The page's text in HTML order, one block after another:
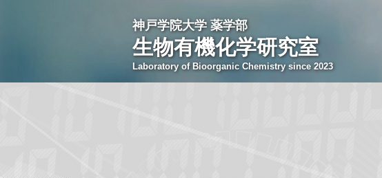
神戸学院大学 薬学部
生物有機化学研究室
Laboratory of Bioorganic Chemistry since 2023